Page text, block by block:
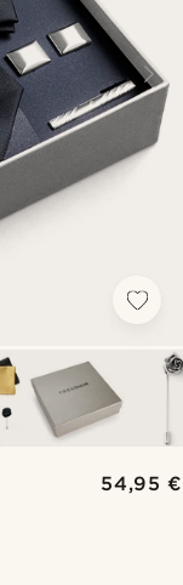
54,95 €